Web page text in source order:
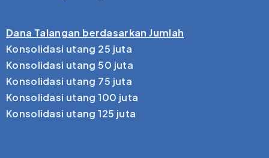
Dana Talangan berdasarkan Jumlah
Konsolidasi utang 25 juta
Konsolidasi utang 50 juta
Konsolidasi utang 75 juta
Konsolidasi utang 100 juta
Konsolidasi utang 125 juta